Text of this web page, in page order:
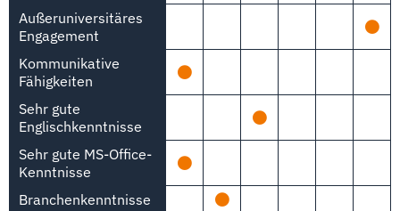
Außeruniversitäres
Engagement
Kommunikative
Fähigkeiten
Sehr gute
Englischkenntnisse
Sehr gute MS-Office-
Kenntnisse
Branchenkenntnisse